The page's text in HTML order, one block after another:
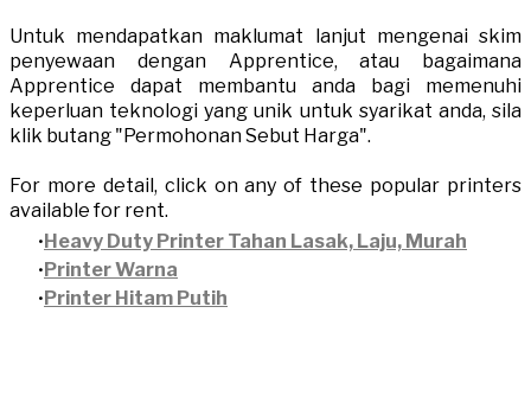
​Untuk mendapatkan maklumat lanjut mengenai skim
penyewaan dengan Apprentice, atau bagaimana
Apprentice dapat membantu anda bagi memenuhi
keperluan teknologi yang unik untuk syarikat anda, sila
klik butang "Permohonan Sebut Harga".
For more detail, click on any of these popular printers
available for rent.​
Heavy Duty Printer Tahan Lasak, Laju, Murah
Printer Warna
Printer Hitam Putih